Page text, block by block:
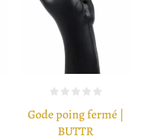
Gode poing fermé |
BUTTR